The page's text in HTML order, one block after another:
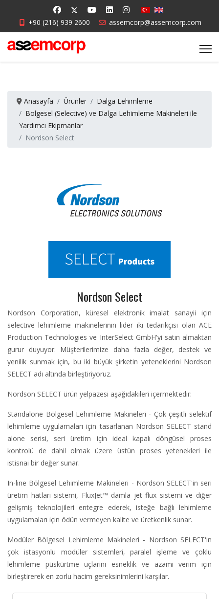
+90 (216) 939 2600 assemcorp@assemcorp.com
Anasayfa Ürünler
Dalga Lehimleme
Bölgesel (Selective) ve Dalga Lehimleme Makineleri ile
Yardımcı Ekipmanlar
Nordson Select
Nordson Select
Nordson Corporation, küresel elektronik imalat sanayii için
selective lehimleme makinelerinin lider iki tedarikçisi olan ACE
Production Technologies ve InterSelect GmbH'yi satın almaktan
gurur duyuyor. Müşterilerimize daha fazla değer, destek ve
yenilik sunmak için, bu iki büyük şirketin yeteneklerini Nordson
SELECT adı altında birleştiriyoruz.
Nordson SELECT ürün yelpazesi aşağıdakileri içermektedir:
Standalone Bölgesel Lehimleme Makineleri - Çok çeşitli selektif
lehimleme uygulamaları için tasarlanan Nordson SELECT stand
alone serisi, seri üretim için ideal kapalı döngüsel proses
kontrolü de dahil olmak üzere üstün proses yetenekleri ile
istisnai bir değer sunar.
In-line Bölgesel Lehimleme Makineleri - Nordson SELECT'in seri
üretim hatları sistemi, FluxJet™ damla jet flux sistemi ve diğer
gelişmiş teknolojileri entegre ederek, isteğe bağlı lehimleme
uygulamaları için ödün vermeyen kalite ve üretkenlik sunar.
Modüler Bölgesel Lehimleme Makineleri - Nordson SELECT'in
çok istasyonlu modüler sistemleri, paralel işleme ve çoklu
lehimleme püskürtme uçlarını esneklik ve azami verim için
birleştirerek en zorlu hacim gereksinimlerini karşılar.